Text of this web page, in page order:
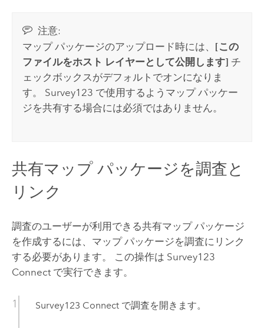
注意:
マップ パッケージのアップロード時には、 [この
ファイルをホスト レイヤーとして公開します] チ
ェックボックスがデフォルトでオンになりま
す。 Survey123 で使用するようマップ パッケー
ジを共有する場合には必須ではありません。
共有マップ パッケージを調査と
リンク
調査のユーザーが利用できる共有マップ パッケージ
を作成するには、マップ パッケージを調査にリンク
する必要があります。 この操作は Survey123
Connectで実行できます。
Survey123 Connectで調査を開きます。